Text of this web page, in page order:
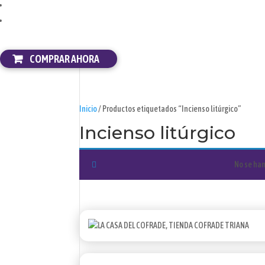
COMPRAR AHORA
Inicio/ Productos etiquetados “Incienso litúrgico”
Incienso litúrgico
No se